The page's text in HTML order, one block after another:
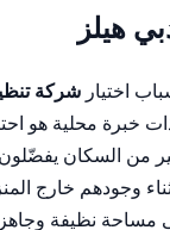
هيلز
اختيار شركة
خبرة محلية هو
من السكان يفضّلون
وجودهم خارج
مساحة نظيفة